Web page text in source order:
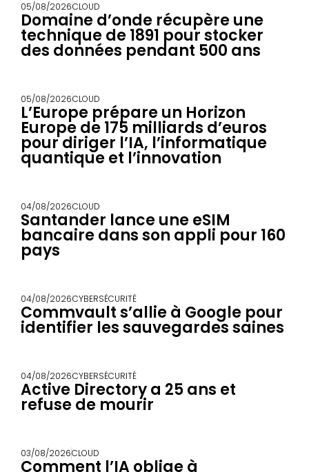
05/08/2026CLOUD
Domaine d’onde récupère une
technique de 1891 pour stocker
des données pendant 500 ans
05/08/2026CLOUD
L’Europe prépare un Horizon
Europe de 175 milliards d’euros
pour diriger l’IA, l’informatique
quantique et l’innovation
04/08/2026CLOUD
Santander lance une eSIM
bancaire dans son appli pour 160
pays
04/08/2026CYBERSÉCURITÉ
Commvault s’allie à Google pour
identifier les sauvegardes saines
04/08/2026CYBERSÉCURITÉ
Active Directory a 25 ans et
refuse de mourir
03/08/2026CLOUD
Comment l’IA oblige à